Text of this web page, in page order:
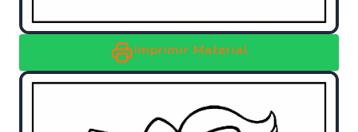
Imprimir Material